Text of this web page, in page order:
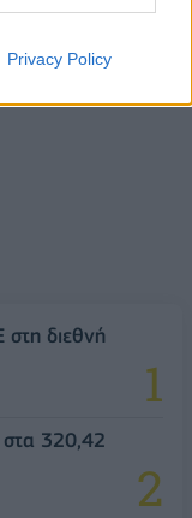
Privacy Policy
στη διεθνή
στα 320,42